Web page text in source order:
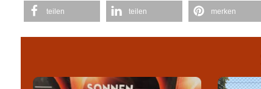
teilen teilen merken